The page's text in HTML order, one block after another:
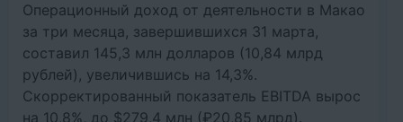
Операционный доход от деятельности в Макао
за три месяца, завершившихся 31 марта,
составил 145,3 млн долларов (10,84 млрд
рублей), увеличившись на 14,3%.
Скорректированный показатель EBITDA вырос
на 10,8%, до $279,4 млн (₽20,85 млрд).